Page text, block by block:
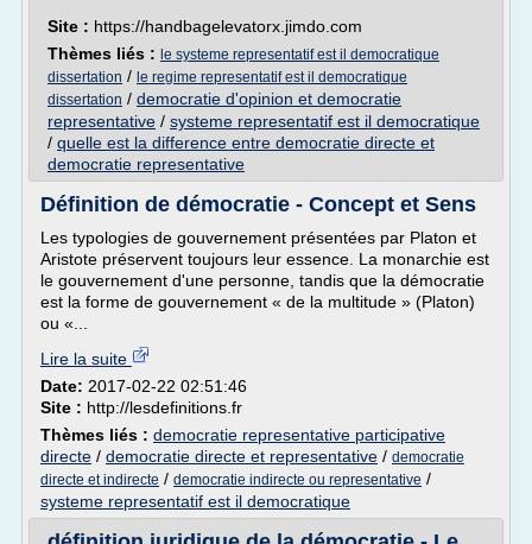
Site : https://handbagelevatorx.jimdo.com
Thèmes liés : le systeme representatif est il democratique
dissertation / le regime representatif est il democratique
dissertation / democratie d'opinion et democratie
representative / systeme representatif est il democratique
/ quelle est la difference entre democratie directe et
democratie representative
Définition de démocratie - Concept et Sens
Les typologies de gouvernement présentées par Platon et
Aristote préservent toujours leur essence. La monarchie est
le gouvernement d'une personne, tandis que la démocratie
est la forme de gouvernement « de la multitude » (Platon)
ou «...
Lire la suite
Date: 2017-02-22 02:51:46
Site : http://lesdefinitions.fr
Thèmes liés : democratie representative participative
directe / democratie directe et representative / democratie
directe et indirecte / democratie indirecte ou representative /
systeme representatif est il democratique